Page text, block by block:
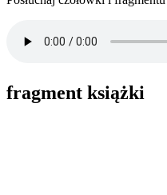
fragment książki